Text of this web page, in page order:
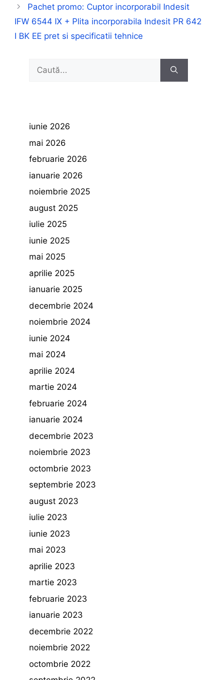
Pachet promo: Cuptor incorporabil Indesit
IFW 6544 IX + Plita incorporabila Indesit PR 642
I BK EE pret si specificatii tehnice
Caută
iunie 2026
mai 2026
februarie 2026
ianuarie 2026
noiembrie 2025
august 2025
iulie 2025
iunie 2025
mai 2025
aprilie 2025
ianuarie 2025
decembrie 2024
noiembrie 2024
iunie 2024
mai 2024
aprilie 2024
martie 2024
februarie 2024
ianuarie 2024
decembrie 2023
noiembrie 2023
octombrie 2023
septembrie 2023
august 2023
iulie 2023
iunie 2023
mai 2023
aprilie 2023
martie 2023
februarie 2023
ianuarie 2023
decembrie 2022
noiembrie 2022
octombrie 2022